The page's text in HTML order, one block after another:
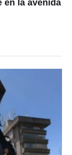
en la avenida